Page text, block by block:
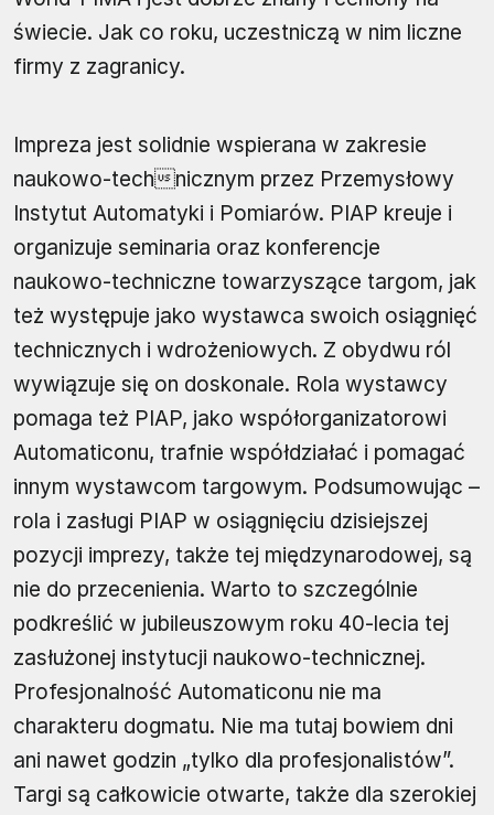
świecie. Jak co roku, uczestniczą w nim liczne
firmy z zagranicy.
Impreza jest solidnie wspierana w zakresie
naukowo-technicznym przez Przemysłowy
Instytut Automatyki i Pomiarów. PIAP kreuje i
organizuje seminaria oraz konferencje
naukowo-techniczne towarzyszące targom, jak
też występuje jako wystawca swoich osiągnięć
technicznych i wdrożeniowych. Z obydwu ról
wywiązuje się on doskonale. Rola wystawcy
pomaga też PIAP, jako współorganizatorowi
Automaticonu, trafnie współdziałać i pomagać
innym wystawcom targowym. Podsumowując –
rola i zasługi PIAP w osiągnięciu dzisiejszej
pozycji imprezy, także tej międzynarodowej, są
nie do przecenienia. Warto to szczególnie
podkreślić w jubileuszowym roku 40-lecia tej
zasłużonej instytucji naukowo-technicznej.
Profesjonalność Automaticonu nie ma
charakteru dogmatu. Nie ma tutaj bowiem dni
ani nawet godzin „tylko dla profesjonalistów”.
Targi są całkowicie otwarte, także dla szerokiej